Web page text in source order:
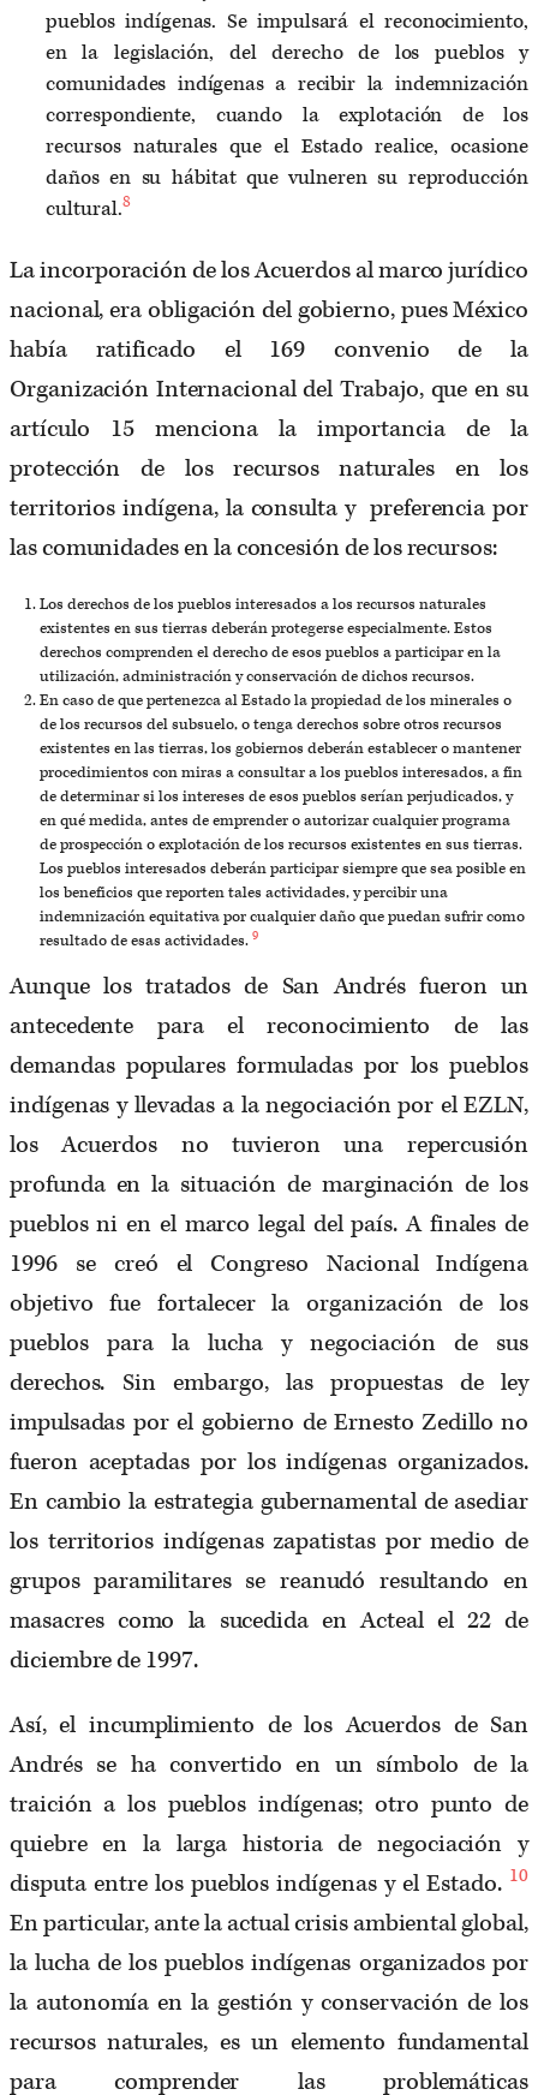
pueblos indígenas. Se impulsará el reconocimiento,
en la legislación, del derecho de los pueblos y
comunidades indígenas a recibir la indemnización
correspondiente, cuando la explotación de los
recursos naturales que el Estado realice, ocasione
daños en su hábitat que vulneren su reproducción
cultural.8
La incorporación de los Acuerdos al marco jurídico
nacional, era obligación del gobierno, pues México
había ratificado el 169 convenio de la
Organización Internacional del Trabajo, que en su
artículo 15 menciona la importancia de la
protección de los recursos naturales en los
territorios indígena, la consulta y preferencia por
las comunidades en la concesión de los recursos:
Los derechos de los pueblos interesados a los recursos naturales
existentes en sus tierras deberán protegerse especialmente. Estos
derechos comprenden el derecho de esos pueblos a participar en la
utilización, administración y conservación de dichos recursos.
En caso de que pertenezca al Estado la propiedad de los minerales o
de los recursos del subsuelo, o tenga derechos sobre otros recursos
existentes en las tierras, los gobiernos deberán establecer o mantener
procedimientos con miras a consultar a los pueblos interesados, a fin
de determinar si los intereses de esos pueblos serían perjudicados, y
en qué medida, antes de emprender o autorizar cualquier programa
de prospección o explotación de los recursos existentes en sus tierras.
Los pueblos interesados deberán participar siempre que sea posible en
los beneficios que reporten tales actividades, y percibir una
indemnización equitativa por cualquier daño que puedan sufrir como
resultado de esas actividades. 9
Aunque los tratados de San Andrés fueron un
antecedente para el reconocimiento de las
demandas populares formuladas por los pueblos
indígenas y llevadas a la negociación por el EZLN,
los Acuerdos no tuvieron una repercusión
profunda en la situación de marginación de los
pueblos ni en el marco legal del país. A finales de
1996 se creó el Congreso Nacional Indígena
objetivo fue fortalecer la organización de los
pueblos para la lucha y negociación de sus
derechos. Sin embargo, las propuestas de ley
impulsadas por el gobierno de Ernesto Zedillo no
fueron aceptadas por los indígenas organizados.
En cambio la estrategia gubernamental de asediar
los territorios indígenas zapatistas por medio de
grupos paramilitares se reanudó resultando en
masacres como la sucedida en Acteal el 22 de
diciembre de 1997.
Así, el incumplimiento de los Acuerdos de San
Andrés se ha convertido en un símbolo de la
traición a los pueblos indígenas; otro punto de
quiebre en la larga historia de negociación y
disputa entre los pueblos indígenas y el Estado. 10
En particular, ante la actual crisis ambiental global,
la lucha de los pueblos indígenas organizados por
la autonomía en la gestión y conservación de los
recursos naturales, es un elemento fundamental
para comprender las problemáticas